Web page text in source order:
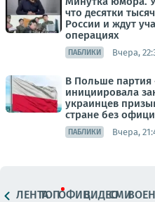
что десятки
России и ждут
операциях
ПАБЛИКИ Вчера,
В Польше партия
инициировала
украинцев
стране без
ПАБЛИКИ Вчера,
ЛЕНТАТОПОФИЦ.ВИДЕОСМИ